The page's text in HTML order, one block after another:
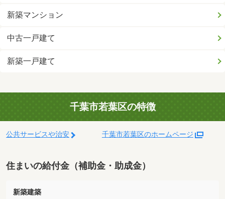
新築マンション
中古一戸建て
新築一戸建て
千葉市若葉区の特徴
公共サービスや治安 千葉市若葉区のホームページ
住まいの給付金（補助金・助成金）
新築建築